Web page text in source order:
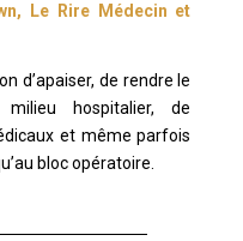
Le Rire Médecin et
d’apaiser, de rendre le
hospitalier, de
et même parfois
bloc opératoire.